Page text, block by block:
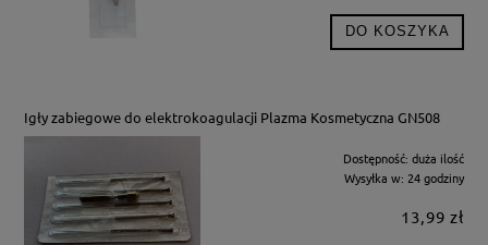
DO KOSZYKA
Igły zabiegowe do elektrokoagulacji Plazma Kosmetyczna GN508
Dostępność: duża ilość
Wysyłka w: 24 godziny
13,99 zł